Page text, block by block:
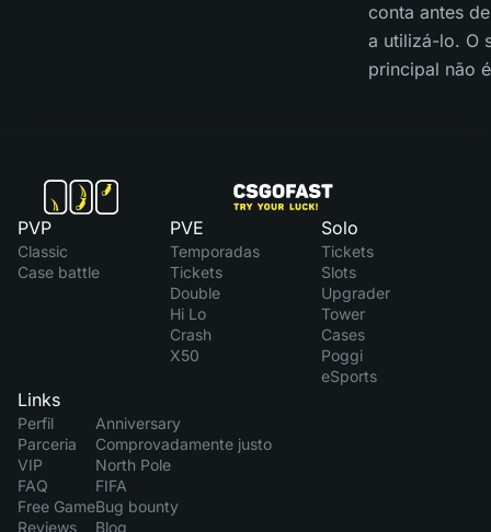
conta antes
a utilizá-lo. O
principal não
PVP
Classic
Case battle
PVE
Temporadas
Tickets
Double
Hi Lo
Crash
X50
Solo
Tickets
Slots
Upgrader
Tower
Cases
Poggi
eSports
Links
Perfil
Parceria
VIP
FAQ
Free Game
Reviews
Anniversary
Comprovadamente justo
North Pole
FIFA
Bug bounty
Blog